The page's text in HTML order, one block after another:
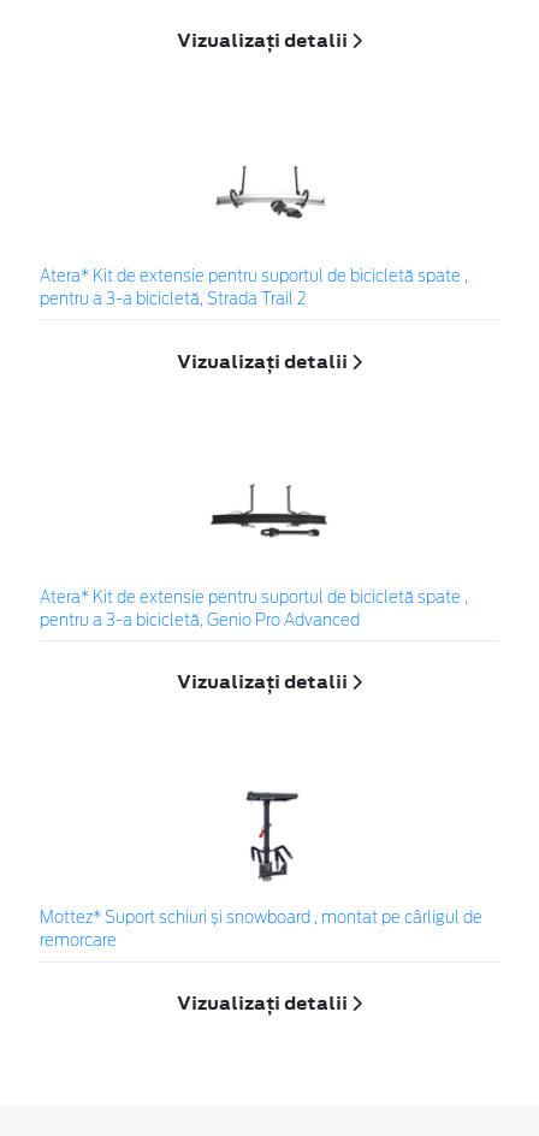
Vizualizați detalii
Atera* Kit de extensie pentru suportul de bicicletă spate ,
pentru a 3-a bicicletă, Strada Trail 2
Vizualizați detalii
Atera* Kit de extensie pentru suportul de bicicletă spate ,
pentru a 3-a bicicletă, Genio Pro Advanced
Vizualizați detalii
Mottez* Suport schiuri și snowboard , montat pe cârligul de
remorcare
Vizualizați detalii